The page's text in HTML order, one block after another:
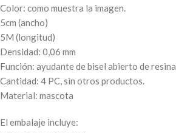
Color: como muestra la imagen.
5cm (ancho)
5M (longitud)
Densidad: 0,06 mm
Función: ayudante de bisel abierto de resina
Cantidad: 4 PC, sin otros productos.
Material: mascota
El embalaje incluye: